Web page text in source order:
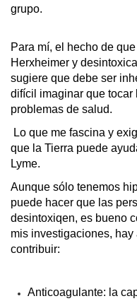
grupo.
Para mí, el hecho de
Herxheimer y
sugiere que debe ser
difícil imaginar que tocar
problemas de salud.
Lo que me fascina y
que la Tierra puede
Lyme.
Aunque sólo tenemos
puede hacer que las
desintoxiqen, es bueno
mis investigaciones,
contribuir:
Anticoagulante: la